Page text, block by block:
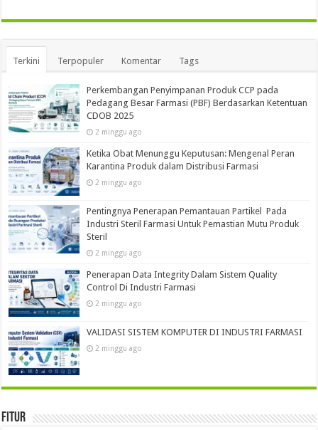
Terkini Terpopuler Komentar Tags
Perkembangan Penyimpanan Produk CCP pada
Pedagang Besar Farmasi (PBF) Berdasarkan Ketentuan
CDOB 2025
2 minggu ago
Ketika Obat Menunggu Keputusan: Mengenal Peran
Karantina Produk dalam Distribusi Farmasi
2 minggu ago
Pentingnya Penerapan Pemantauan Partikel Pada
Industri Steril Farmasi Untuk Pemastian Mutu Produk
Steril
2 minggu ago
Penerapan Data Integrity Dalam Sistem Quality
Control Di Industri Farmasi
2 minggu ago
VALIDASI SISTEM KOMPUTER DI INDUSTRI FARMASI
2 minggu ago
Fitur